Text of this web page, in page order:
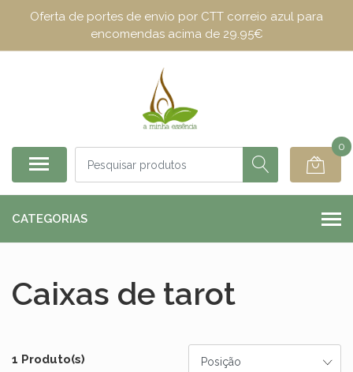
Oferta de portes de envio por CTT correio azul para
encomendas acima de 29.95€
0
CATEGORIAS
Caixas de tarot
1 Produto(s)